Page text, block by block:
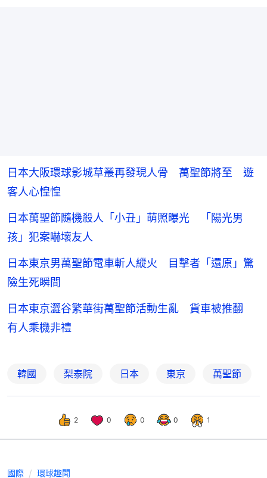
日本大阪環球影城草叢再發現人骨 萬聖節將至 遊
客人心惶惶
日本萬聖節隨機殺人「小丑」萌照曝光 「陽光男
孩」犯案嚇壞友人
日本東京男萬聖節電車斬人縱火 目擊者「還原」驚
險生死瞬間
日本東京澀谷繁華街萬聖節活動生亂 貨車被推翻
有人乘機非禮
韓國 梨泰院 日本 東京 萬聖節
2 0 0 0 1
國際 環球趣聞